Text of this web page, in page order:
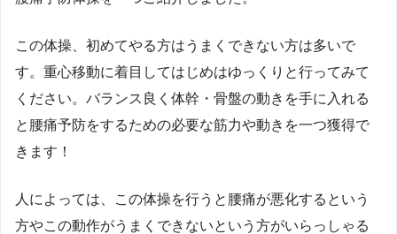
この体操、初めてやる方はうまくできない方は多いで
す。重心移動に着目してはじめはゆっくりと行ってみて
ください。バランス良く体幹・骨盤の動きを手に入れる
と腰痛予防をするための必要な筋力や動きを一つ獲得で
きます！
人によっては、この体操を行うと腰痛が悪化するという
方やこの動作がうまくできないという方がいらっしゃる